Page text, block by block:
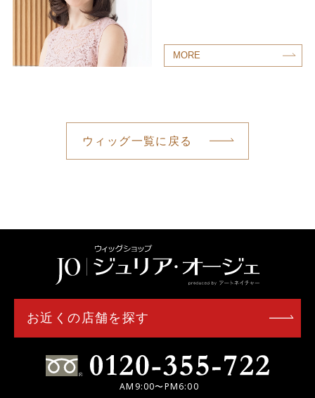
MORE
ウィッグ一覧に戻る
お近くの店舗を探す
AM9:00〜PM6:00